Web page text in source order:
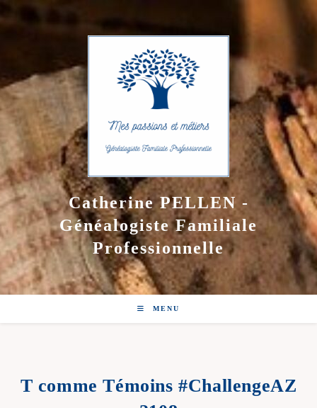
Catherine PELLEN -
Généalogiste Familiale
Professionnelle
MENU
T comme Témoins #ChallengeAZ